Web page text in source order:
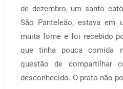
de dezembro, um santo
São Panteleão, estava em
muita fome e foi recebido
que tinha pouca comida
questão de compartilhar
desconhecido. O prato não